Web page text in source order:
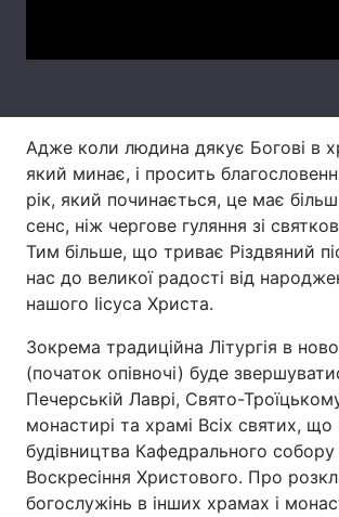
Відео з Youtube Статті
Інтерв'ю
Архів Вакансії
Контакти
Послуги
Адже коли людина дякує Богові в
який минає, і просить
рік, який починається, це має
сенс, ніж чергове гуляння зі
Тим більше, що триває Різдвяний
нас до великої радості від
нашого Іісуса Христа.
Зокрема традиційна Літургія в
(початок опівночі) буде
Печерській Лаврі, Свято-
монастирі та храмі Всіх святих, що
будівництва Кафедрального собору
Воскресіння Христового. Про
богослужінь в інших храмах і